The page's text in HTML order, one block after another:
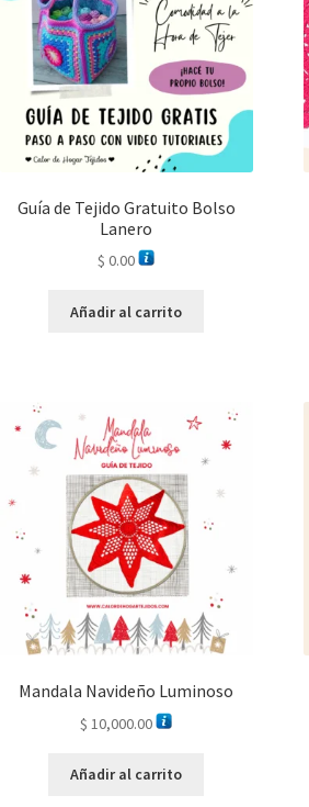
Guía de Tejido Gratuito Bolso
Lanero
$ 0.00
Añadir al carrito
Mandala Navideño Luminoso
$ 10,000.00
Añadir al carrito